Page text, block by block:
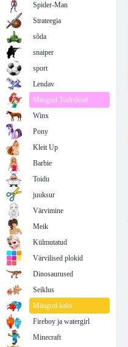
Spider-Man
Strateegia
sõda
snaiper
sport
Lendav
Mängud Tüdrukud
Winx
Pony
Kleit Up
Barbie
Toidu
juuksur
Värvimine
Meik
Külmutatud
Värvilised plokid
Dinosaurused
Seiklus
Mängud kaks
Fireboy ja watergirl
Minecraft